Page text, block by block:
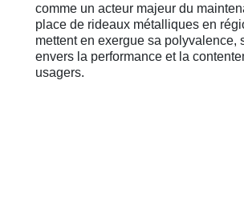
comme un acteur majeur du
place de rideaux métalliques en
mettent en exergue sa polyvalence,
envers la performance et la
usagers.